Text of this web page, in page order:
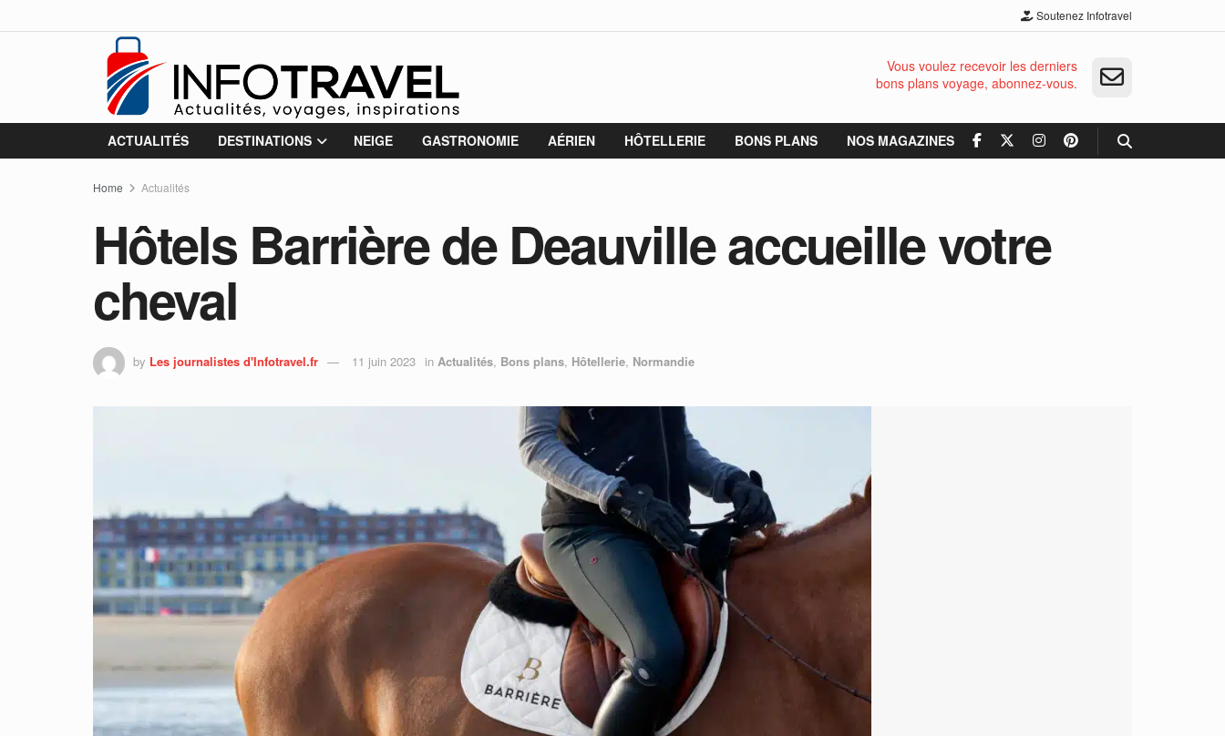
Soutenez Infotravel
Vous voulez recevoir les derniers
bons plans voyage, abonnez-vous.
ACTUALITÉS DESTINATIONS NEIGE GASTRONOMIE AÉRIEN HÔTELLERIE BONS PLANS NOS MAGAZINES
Home Actualités
Hôtels Barrière de Deauville accueille votre
cheval
by Les journalistes d'Infotravel.fr 11 juin 2023 in Actualités, Bons plans, Hôtellerie, Normandie